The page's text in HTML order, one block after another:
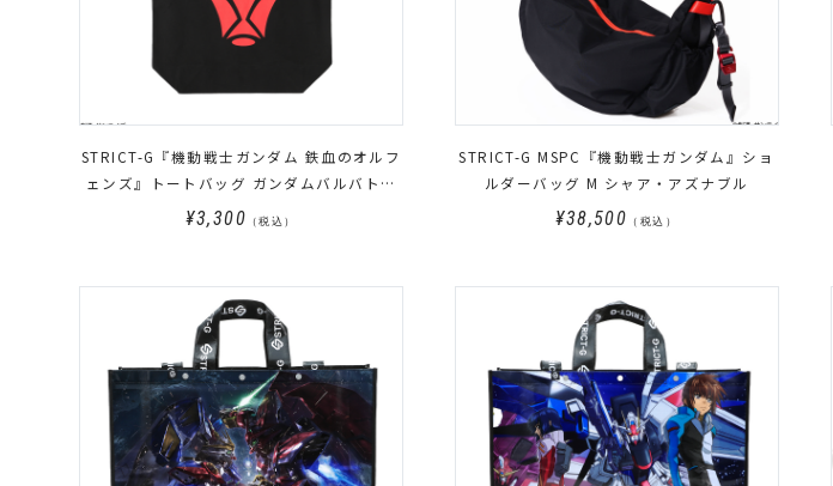
STRICT-G『機動戦士ガンダム 鉄血のオルフ
ェンズ』トートバッグ ガンダムバルバトス
起動ロゴ
¥3,300 （税込）
STRICT-G MSPC『機動戦士ガンダム』ショ
ルダーバッグ M シャア・アズナブル
¥38,500 （税込）